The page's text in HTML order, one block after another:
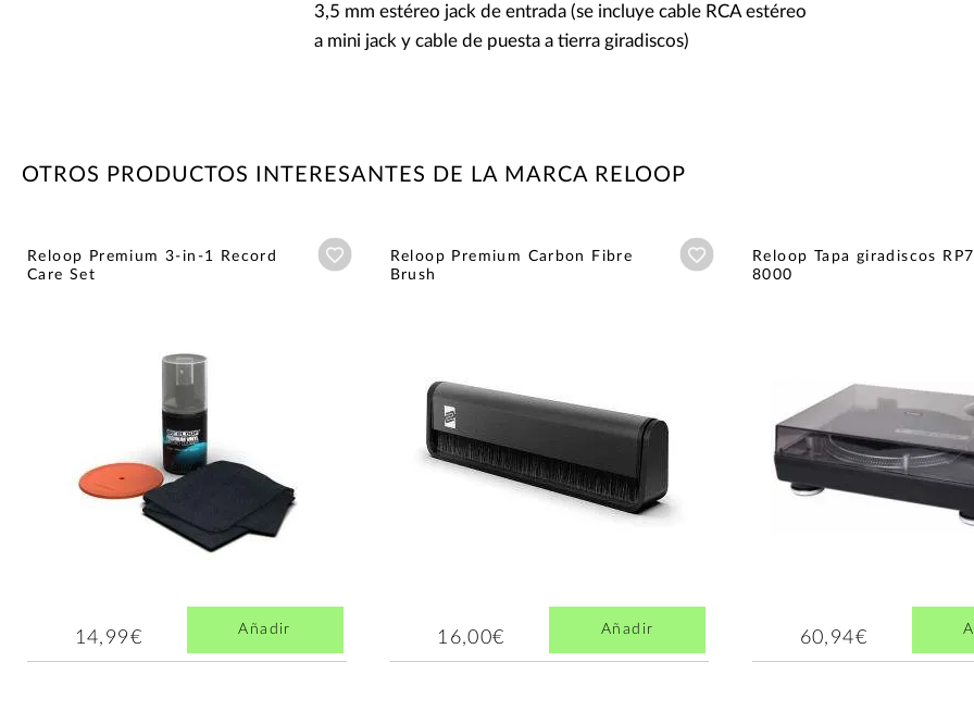
3,5 mm estéreo jack de entrada (se incluye cable RCA estéreo
a mini jack y cable de puesta a tierra giradiscos)
OTROS PRODUCTOS INTERESANTES DE LA MARCA RELOOP
Reloop Premium 3-in-1 Record
Care Set
Añadir a wishlist
14,99€ Añadir
Reloop Premium Carbon Fibre
Brush
Añadir a wishlist
16,00€ Añadir
Reloop Tapa giradiscos
8000
60,94€